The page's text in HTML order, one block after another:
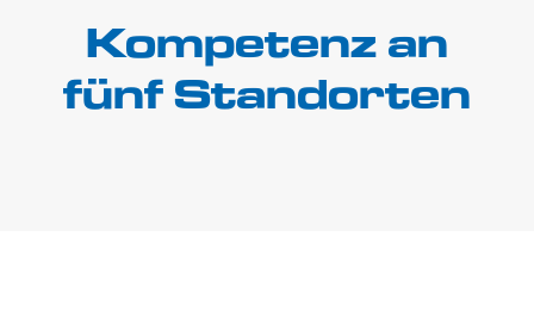
Kompetenz an
fünf Standorten